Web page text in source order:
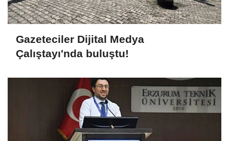
Gazeteciler Dijital Medya
Çalıştayı'nda buluştu!